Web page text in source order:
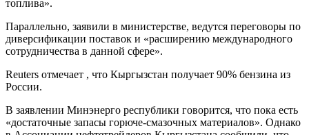
топлива».
Параллельно, заявили в министерстве, ведутся переговоры по
диверсификации поставок и «расширению международного
сотрудничества в данной сфере».
Reuters отмечает , что Кыргызстан получает 90% бензина из
России.
В заявлении Минэнерго республики говорится, что пока есть
«достаточные запасы горюче-смазочных материалов». Однако